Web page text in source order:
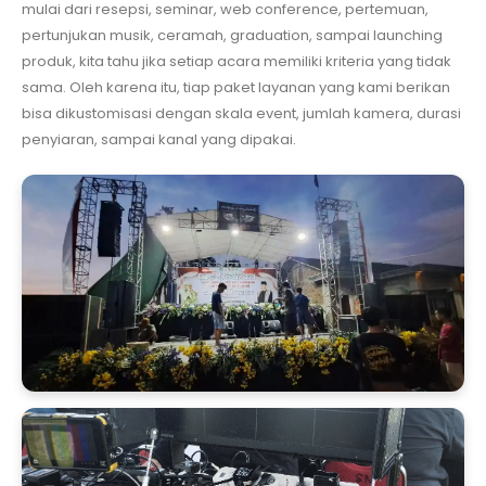
mulai dari resepsi, seminar, web conference, pertemuan,
pertunjukan musik, ceramah, graduation, sampai launching
produk, kita tahu jika setiap acara memiliki kriteria yang tidak
sama. Oleh karena itu, tiap paket layanan yang kami berikan
bisa dikustomisasi dengan skala event, jumlah kamera, durasi
penyiaran, sampai kanal yang dipakai.